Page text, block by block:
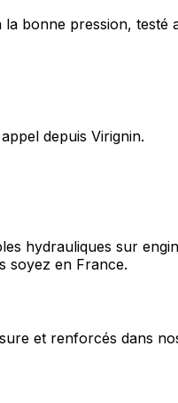
bonne pression, testé
depuis Virignin.
hydrauliques sur
soyez en France.
et renforcés dans